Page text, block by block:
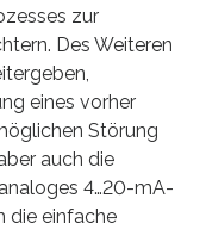
zur
Des Weiteren
eines vorher
Störung
auch die
4…20-mA-
die einfache